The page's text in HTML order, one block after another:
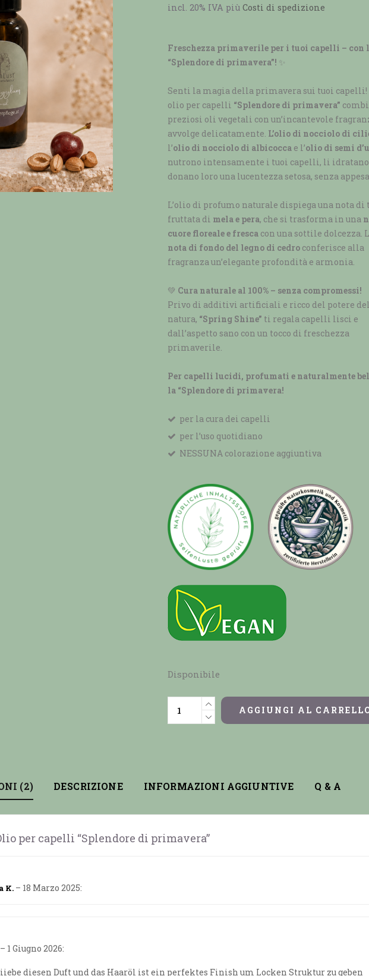
incl. 20% IVA più Costi di spedizione
Freschezza primaverile per i tuoi capelli – con
“Splendore di primavera”! ✨
Senti la magia della primavera sui tuoi
olio per capelli “Splendore di primavera”
preziosi oli vegetali con un’incantevole
avvolge delicatamente. L’olio di nocciolo di
l’olio di nocciolo di albicocca e l’olio di semi
nutrono intensamente i tuoi capelli, li
donano loro una lucentezza setosa, senza
L’olio di profumo naturale dispiega una nota di
fruttata di mela e pera, che si trasforma in una
cuore floreale e fresca con una sottile dolcezza.
nota di fondo del legno di cedro conferisce alla
fragranza un’elegante profondità e armonia.
💚 Cura naturale al 100% – senza compromessi!
Privo di additivi artificiali e ricco del potere
natura, “Spring Shine” ti regala capelli lisci e
dall’aspetto sano con un tocco di freschezza
primaverile.
Per capelli lucidi, profumati e naturalmente
la “Splendore di primavera!
per la cura dei capelli
per l’uso quotidiano
NESSUNA colorazione aggiuntiva
Disponibile
AGGIUNGI AL
(2) DESCRIZIONE INFORMAZIONI AGGIUNTIVE Q & A
per capelli “Splendore di primavera”
K. – 18 Marzo 2025:
– 1 Giugno 2026:
diesen Duft und das Haaröl ist ein perfektes Finish um Locken Struktur zu geben